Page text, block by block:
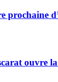
prochaine
ouvre